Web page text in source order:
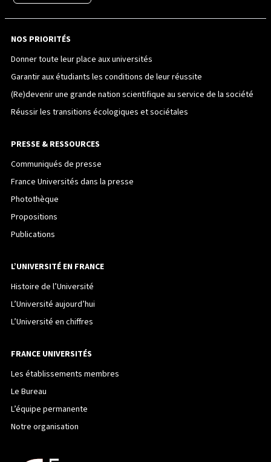
NOS PRIORITÉS
Donner toute leur place aux universités
Garantir aux étudiants les conditions de leur réussite
(Re)devenir une grande nation scientifique au service de la société
Réussir les transitions écologiques et sociétales
PRESSE & RESSOURCES
Communiqués de presse
France Universités dans la presse
Photothèque
Propositions
Publications
L’UNIVERSITÉ EN FRANCE
Histoire de l’Université
L’Université aujourd’hui
L’Université en chiffres
FRANCE UNIVERSITÉS
Les établissements membres
Le Bureau
L’équipe permanente
Notre organisation